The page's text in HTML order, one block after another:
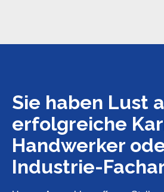
Sie haben Lust
erfolgreiche
Handwerker
Industrie-